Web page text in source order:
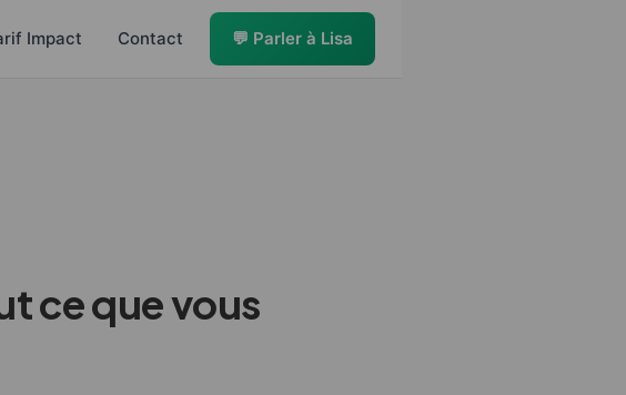
Impact Contact 💬 Parler à Lisa
ce que vous